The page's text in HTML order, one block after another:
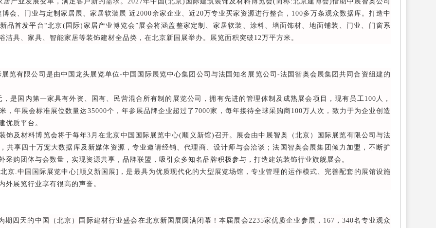
会、门业与定制家居展、家居软装展 近2000余家企业、近20万专业买家资源进行整合，100多万条观众数据库。打造中
品首发平台“北京(国际)家居产业博览会”展会将涵盖整家定制、家居软装、涂料、墙面饰材、地面铺装、门业、门窗系
洁具、家具、智能家居等装饰建材全品类，在北京新国展举办。展览面积突破12万平方米。
有限公司是由中国龙头展览单位-中国国际展览中心集团公司与法国知名展览公司-法国智奥会展集团共同合资组建的
国内第一家具有外资、国有、民营混合所有制的展览公司，拥有先进的管理体制及成熟展会项目，现有员工100人，
，年展会标准展位数量达35000个，年参展品牌企业超过了7000家，每年接待全球采购商100万人次，致力于为企业创造
优质平台。
及材料博览会将于每年3月在北京中国国际展览中心(顺义新馆)召开。展会由中展智奥（北京）国际展览有限公司与法
共享四十万宠大数据库及新媒体资源，专业邀请经销、代理商、设计师与会洽谈；法国智奥会展集团倾力加盟，不断扩
采购团体与会数量，实现资源共享，品牌联盟，吸引众多知名品牌积极参与，打造建筑装饰行业旗舰展会。
.中国国际展览中心[顺义新国展]，是最具为优质现代化的大型展览场馆，专业管理的运作模式、完善配套的展馆设施
外展览行业享有很高的声誉。
四天的中国（北京）国际建材行业盛会在北京新国展圆满闭幕！本届展会2235家优质企业参展，167，340名专业观众